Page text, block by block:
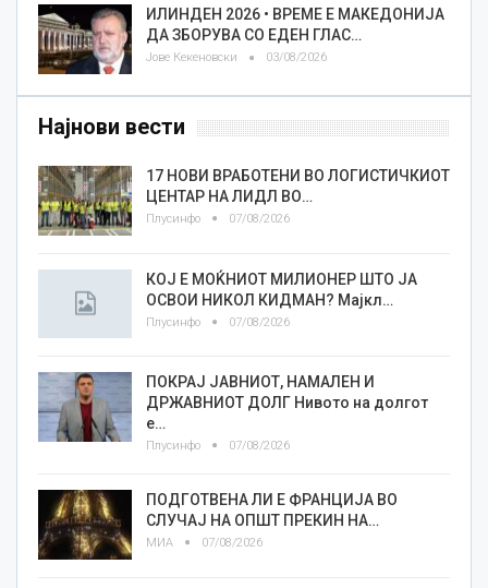
ИЛИНДЕН 2026 • ВРЕМЕ Е МАКЕДОНИЈА
ДА ЗБОРУВА СО ЕДЕН ГЛАС…
Јове Кекеновски 03/08/2026
Најнови вести
17 НОВИ ВРАБОТЕНИ ВО ЛОГИСТИЧКИОТ
ЦЕНТАР НА ЛИДЛ ВО…
Плусинфо 07/08/2026
КОЈ Е МОЌНИОТ МИЛИОНЕР ШТО ЈА
ОСВОИ НИКОЛ КИДМАН? Мајкл…
Плусинфо 07/08/2026
ПОКРАЈ ЈАВНИОТ, НАМАЛЕН И
ДРЖАВНИОТ ДОЛГ Нивото на долгот
е…
Плусинфо 07/08/2026
ПОДГОТВЕНА ЛИ Е ФРАНЦИЈА ВО
СЛУЧАЈ НА ОПШТ ПРЕКИН НА…
МИА 07/08/2026